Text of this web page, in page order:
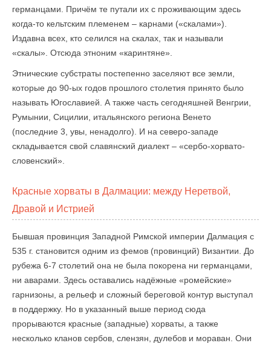
германцами. Причём те путали их с проживающим здесь
когда-то кельтским племенем – карнами («скалами»).
Издавна всех, кто селился на скалах, так и называли
«скалы». Отсюда этноним «каринтяне».
Этнические субстраты постепенно заселяют все земли,
которые до 90-ых годов прошлого столетия принято было
называть Югославией. А также часть сегодняшней Венгрии,
Румынии, Сицилии, итальянского региона Венето
(последние 3, увы, ненадолго). И на северо-западе
складывается свой славянский диалект – «сербо-хорвато-
словенский».
Красные хорваты в Далмации: между Неретвой,
Дравой и Истрией
Бывшая провинция Западной Римской империи Далмация с
535 г. становится одним из фемов (провинций) Византии. До
рубежа 6-7 столетий она не была покорена ни германцами,
ни аварами. Здесь оставались надёжные «ромейские»
гарнизоны, а рельеф и сложный береговой контур выступал
в поддержку. Но в указанный выше период сюда
прорываются красные (западные) хорваты, а также
несколько кланов сербов, слензян, дулебов и мораван. Они